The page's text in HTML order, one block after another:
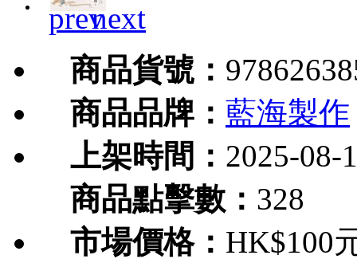
商品貨號：
商品品牌： 藍海製作
上架時間： 2025-08-
商品點擊數： 328
市場價格： HK$100